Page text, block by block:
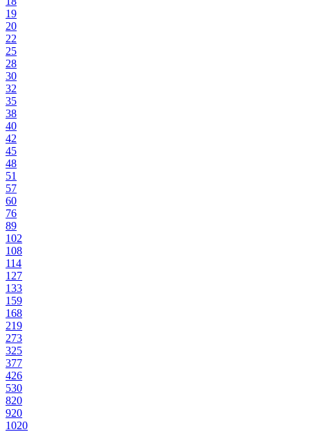
19
20
22
25
28
30
32
35
38
40
42
45
48
51
57
60
76
89
102
108
114
127
133
159
168
219
273
325
377
426
530
820
920
1020